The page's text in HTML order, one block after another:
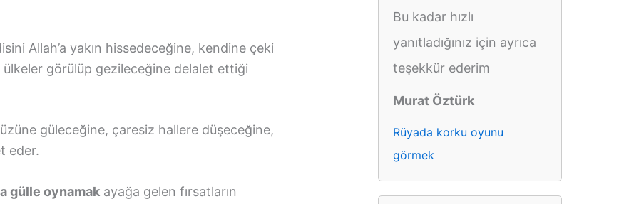
Allah’a yakın hissedeceğine, kendine çeki
görülüp gezileceğine delalet ettiği
güleceğine, çaresiz hallere düşeceğine,
eder.
gülle oynamak ayağa gelen fırsatların
Bu kadar hızlı
yanıtladığınız için ayrıca
teşekkür ederim
Murat Öztürk
Rüyada korku oyunu
görmek